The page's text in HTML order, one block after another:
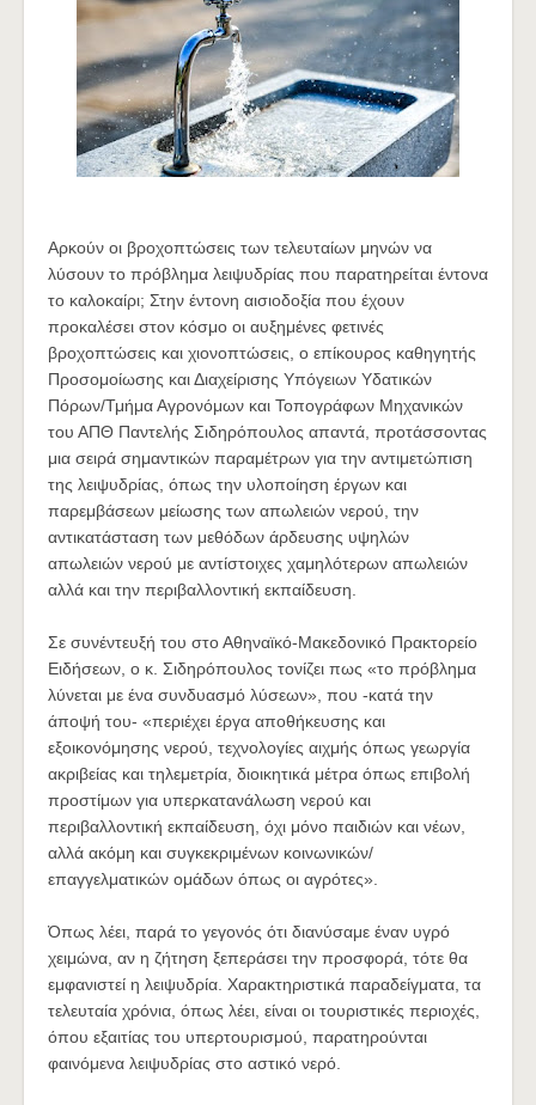
Αρκούν οι βροχοπτώσεις των τελευταίων μηνών να
λύσουν το πρόβλημα λειψυδρίας που παρατηρείται έντονα
το καλοκαίρι; Στην έντονη αισιοδοξία που έχουν
προκαλέσει στον κόσμο οι αυξημένες φετινές
βροχοπτώσεις και χιονοπτώσεις, ο επίκουρος καθηγητής
Προσομοίωσης και Διαχείρισης Υπόγειων Υδατικών
Πόρων/Τμήμα Αγρονόμων και Τοπογράφων Μηχανικών
του ΑΠΘ Παντελής Σιδηρόπουλος απαντά, προτάσσοντας
μια σειρά σημαντικών παραμέτρων για την αντιμετώπιση
της λειψυδρίας, όπως την υλοποίηση έργων και
παρεμβάσεων μείωσης των απωλειών νερού, την
αντικατάσταση των μεθόδων άρδευσης υψηλών
απωλειών νερού με αντίστοιχες χαμηλότερων απωλειών
αλλά και την περιβαλλοντική εκπαίδευση.
Σε συνέντευξή του στο Αθηναϊκό-Μακεδονικό Πρακτορείο
Ειδήσεων, ο κ. Σιδηρόπουλος τονίζει πως «το πρόβλημα
λύνεται με ένα συνδυασμό λύσεων», που -κατά την
άποψή του- «περιέχει έργα αποθήκευσης και
εξοικονόμησης νερού, τεχνολογίες αιχμής όπως γεωργία
ακριβείας και τηλεμετρία, διοικητικά μέτρα όπως επιβολή
προστίμων για υπερκατανάλωση νερού και
περιβαλλοντική εκπαίδευση, όχι μόνο παιδιών και νέων,
αλλά ακόμη και συγκεκριμένων κοινωνικών/
επαγγελματικών ομάδων όπως οι αγρότες».
Όπως λέει, παρά το γεγονός ότι διανύσαμε έναν υγρό
χειμώνα, αν η ζήτηση ξεπεράσει την προσφορά, τότε θα
εμφανιστεί η λειψυδρία. Χαρακτηριστικά παραδείγματα, τα
τελευταία χρόνια, όπως λέει, είναι οι τουριστικές περιοχές,
όπου εξαιτίας του υπερτουρισμού, παρατηρούνται
φαινόμενα λειψυδρίας στο αστικό νερό.